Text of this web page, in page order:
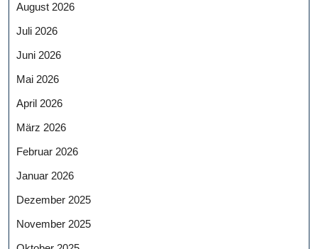
August 2026
Juli 2026
Juni 2026
Mai 2026
April 2026
März 2026
Februar 2026
Januar 2026
Dezember 2025
November 2025